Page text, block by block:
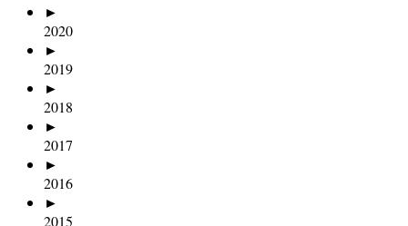
►
2020
►
2019
►
2018
►
2017
►
2016
►
2015